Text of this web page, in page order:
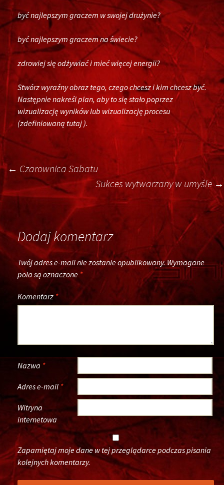
być najlepszym graczem w swojej drużynie?
być najlepszym graczem na świecie?
zdrowiej się odżywiać i mieć więcej energii?
Stwórz wyraźny obraz tego, czego chcesz i kim chcesz być.
Następnie nakreśl plan, aby to się stało poprzez
wizualizację wyników lub wizualizację procesu
(zdefiniowaną tutaj ).
Post
navigation
← Czarownica Sabatu
Sukces wytwarzany w umyśle→
Dodaj komentarz
Twój adres e-mail nie zostanie opublikowany.Wymagane
pola są oznaczone *
Komentarz *
Nazwa *
Adres e-mail *
Witryna
internetowa
Zapamiętaj moje dane w tej przeglądarce podczas pisania
kolejnych komentarzy.